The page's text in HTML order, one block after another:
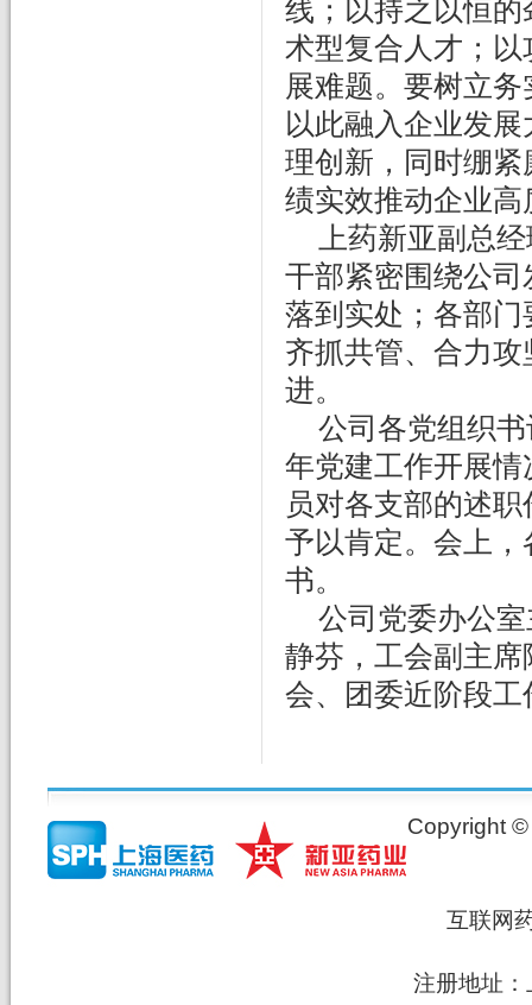
线；以持之以恒
术型复合人才；
展难题。要树立
以此融入企业发
理创新，同时绷
绩实效推动企业高
上药新亚副总
干部紧密围绕公
落到实处；各部
齐抓共管、合力
进。
公司各党组织
年党建工作开展
员对各支部的述
予以肯定。会上
书。
公司党委办公
静芬，工会副主
会、团委近阶段
Copyright
互联网
注册地址